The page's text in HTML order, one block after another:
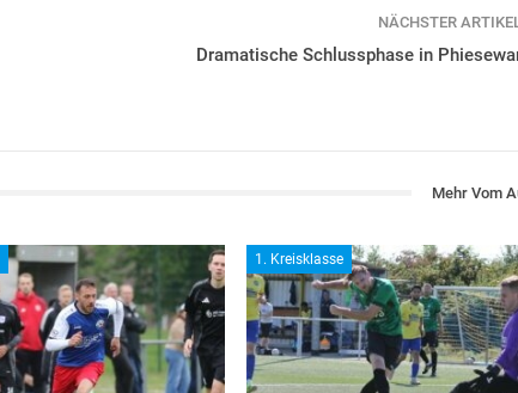
NÄCHSTER
Dramatische Schlussphase in
Mehr Vom
1. Kreisklasse